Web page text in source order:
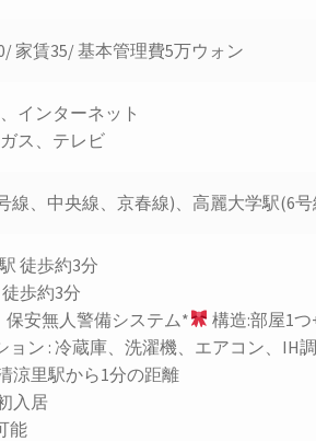
家賃35/ 基本管理費5万ウォン
インターネット
ス、テレビ
線、中央線、京春線)、高麗大学駅(6
徒歩約3分
歩約3分
保安無人警備システム*
構造:部屋1つ
ョン : 冷蔵庫、洗濯機、エアコン、IH
涼里駅から1分の距離
入居
能